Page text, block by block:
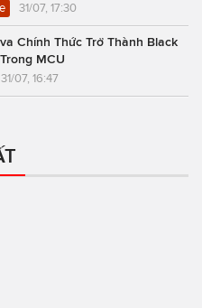
31/07, 17:30
Chính Thức Trở Thành Black
MCU
31/07, 16:47